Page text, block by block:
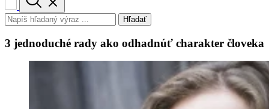
Hľadať
3 jednoduché rady ako odhadnúť charakter človeka